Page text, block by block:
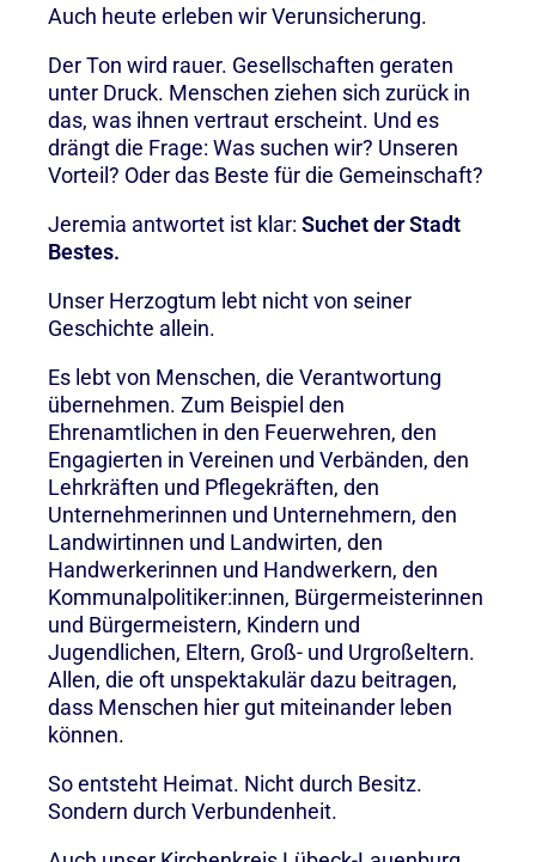
Auch heute erleben wir Verunsicherung.
Der Ton wird rauer. Gesellschaften geraten
unter Druck. Menschen ziehen sich zurück in
das, was ihnen vertraut erscheint. Und es
drängt die Frage: Was suchen wir? Unseren
Vorteil? Oder das Beste für die Gemeinschaft?
Jeremia antwortet ist klar: Suchet der Stadt
Bestes.
Unser Herzogtum lebt nicht von seiner
Geschichte allein.
Es lebt von Menschen, die Verantwortung
übernehmen. Zum Beispiel den
Ehrenamtlichen in den Feuerwehren, den
Engagierten in Vereinen und Verbänden, den
Lehrkräften und Pflegekräften, den
Unternehmerinnen und Unternehmern, den
Landwirtinnen und Landwirten, den
Handwerkerinnen und Handwerkern, den
Kommunalpolitiker:innen, Bürgermeisterinnen
und Bürgermeistern, Kindern und
Jugendlichen, Eltern, Groß- und Urgroßeltern.
Allen, die oft unspektakulär dazu beitragen,
dass Menschen hier gut miteinander leben
können.
So entsteht Heimat. Nicht durch Besitz.
Sondern durch Verbundenheit.